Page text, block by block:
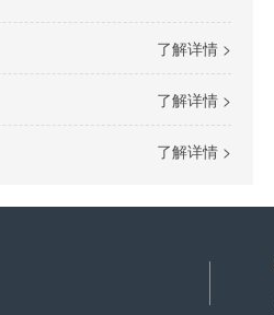
了解详情 >
了解详情 >
了解详情 >